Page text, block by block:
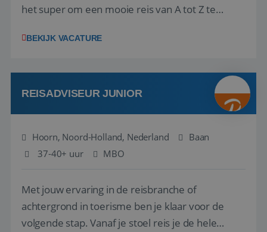
het super om een mooie reis van A tot Z te
vakantiegangers de meest prachtige plekjes op
werken: of het nu gaat om vragen ...
BEKIJK VACATURE
REISADVISEUR JUNIOR
Hoorn, Noord-Holland, Nederland
Baan
37-40+ uur
MBO
Met jouw ervaring in de reisbranche of
achtergrond in toerisme ben je klaar voor de
volgende stap. Vanaf je stoel reis je de hele